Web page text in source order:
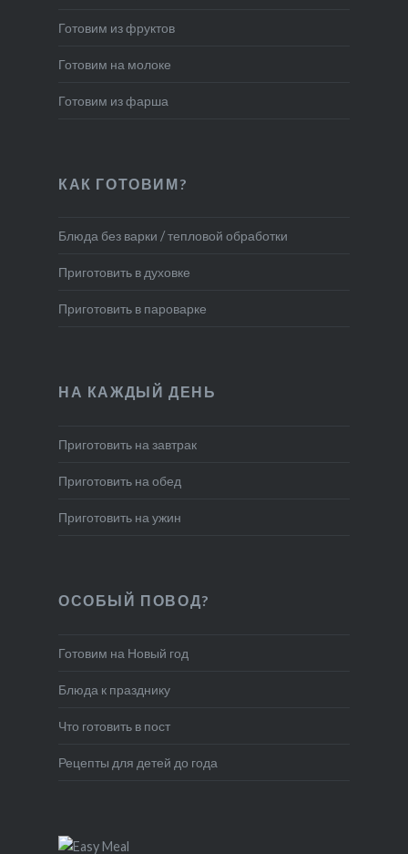
Готовим из фруктов
Готовим на молоке
Готовим из фарша
КАК ГОТОВИМ?
Блюда без варки / тепловой обработки
Приготовить в духовке
Приготовить в пароварке
НА КАЖДЫЙ ДЕНЬ
Приготовить на завтрак
Приготовить на обед
Приготовить на ужин
ОСОБЫЙ ПОВОД?
Готовим на Новый год
Блюда к празднику
Что готовить в пост
Рецепты для детей до года